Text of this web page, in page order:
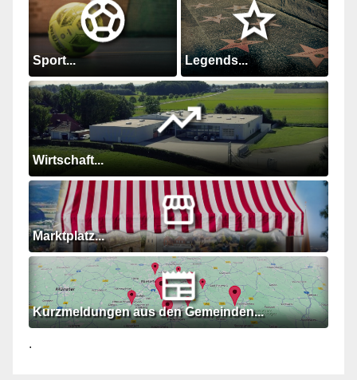
Sport... Legends...
Wirtschaft...
Marktplatz...
Kurzmeldungen aus den Gemeinden...
.